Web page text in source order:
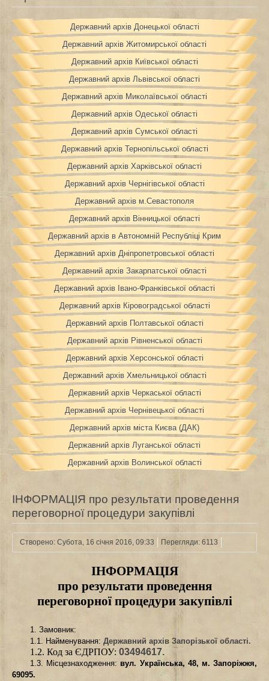
Державний архів Донецької області
Державний архів Житомирської області
Державний архів Київської області
Державний архів Львівської області
Державний архів Миколаївської області
Державний архів Одеської області
Державний архів Сумської області
Державний архів Тернопільської області
Державний архів Харківської області
Державний архів Чернігівської області
Державний архів м.Севастополя
Державний архів Вінницької області
Державний архів в Автономній Республіці Крим
Державний архів Дніпропетровської області
Державний архів Закарпатської області
Державний архів Івано-Франківської області
Державний архів Кіровоградської області
Державний архів Полтавської області
Державний архів Рівненської області
Державний архів Херсонської області
Державний архів Хмельницької області
Державний архів Черкаської області
Державний архів Чернівецької області
Державний архів міста Києва (ДАК)
Державний архів Луганської області
Державний архів Волинської області
ІНФОРМАЦІЯ про результати проведення
переговорної процедури закупівлі
Створено: Субота, 16 січня 2016, 09:33 Перегляди: 6113
ІНФОРМАЦІЯ
про результати проведення
переговорної процедури закупівлі
1. Замовник:
1.1. Найменування: Державний архів Запорізької області.
1.2. Код за ЄДРПОУ: 03494617.
1.3. Місцезнаходження: вул. Українська, 48, м. Запоріжжя,
69095.